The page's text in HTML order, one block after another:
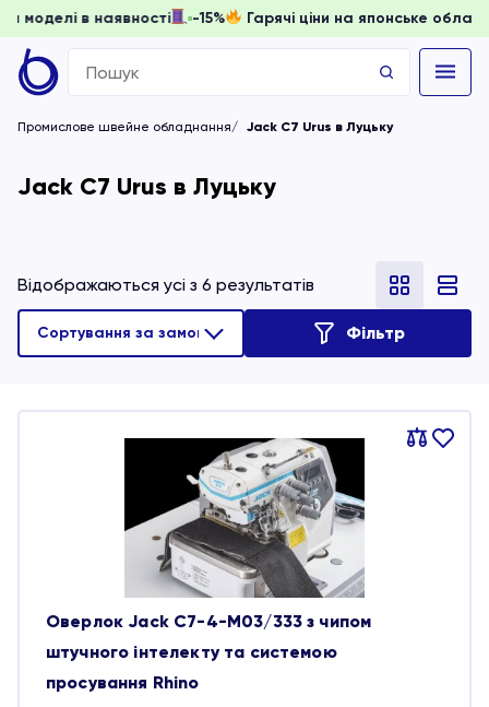
доки моделі в наявності -15% Гарячі ціни на японське
Search
for:
Промислове швейне обладнання Jack C7 Urus в Луцьку
Jack C7 Urus в Луцьку
Відображаються усі з 6 результатів
Фільтр
Порівняти
В
Оверлок Jack C7-4-M03/333 з чипом
штучного інтелекту та системою
просування Rhino